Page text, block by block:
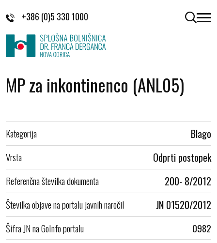
+386 (0)5 330 1000 odpri
MP za inkontinenco (ANL05)
Kategorija Blago
Vrsta Odprti postopek
Referenčna številka dokumenta 200- 8/2012
Številka objave na portalu javnih naročil JN 01520/2012
Šifra JN na GoInfo portalu
0982